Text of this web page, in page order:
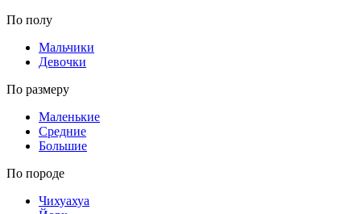
По полу
Мальчики
Девочки
По размеру
Маленькие
Средние
Большие
По породе
Чихуахуа